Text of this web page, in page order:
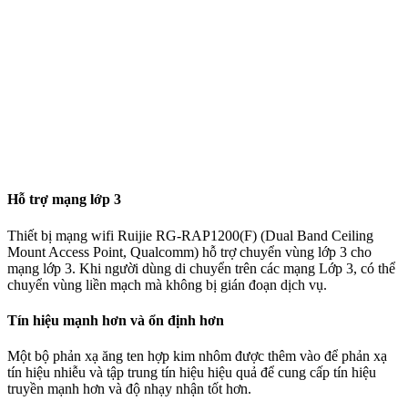
Hỗ trợ mạng lớp 3
Thiết bị mạng wifi Ruijie RG-RAP1200(F) (Dual Band Ceiling
Mount Access Point, Qualcomm) hỗ trợ chuyển vùng lớp 3 cho
mạng lớp 3. Khi người dùng di chuyển trên các mạng Lớp 3, có thể
chuyển vùng liền mạch mà không bị gián đoạn dịch vụ.
Tín hiệu mạnh hơn và ổn định hơn
Một bộ phản xạ ăng ten hợp kim nhôm được thêm vào để phản xạ
tín hiệu nhiễu và tập trung tín hiệu hiệu quả để cung cấp tín hiệu
truyền mạnh hơn và độ nhạy nhận tốt hơn.